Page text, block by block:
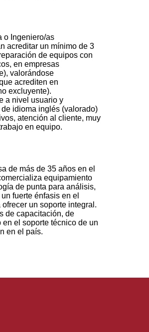
o Ingeniero/as
acreditar un mínimo de 3
de equipos con
en empresas
valorándose
acrediten en
excluyente).
a nivel usuario y
idioma inglés (valorado)
atención al cliente, muy
en equipo.
de más de 35 años en el
equipamiento
de punta para análisis,
fuerte énfasis en el
un soporte integral.
de capacitación, de
el soporte técnico de un
en el país.